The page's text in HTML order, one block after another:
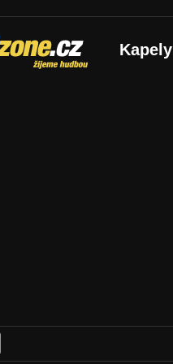
Kapely